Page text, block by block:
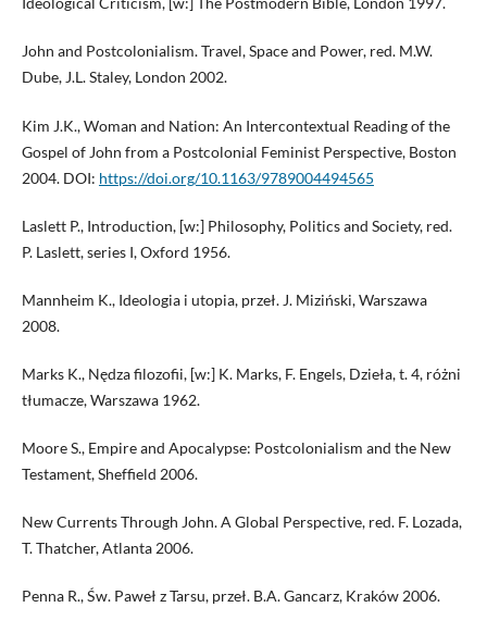
John and Postcolonialism. Travel, Space and Power, red. M.W.
Dube, J.L. Staley, London 2002.
Kim J.K., Woman and Nation: An Intercontextual Reading of the
Gospel of John from a Postcolonial Feminist Perspective, Boston
2004. DOI: https://doi.org/10.1163/9789004494565
Laslett P., Introduction, [w:] Philosophy, Politics and Society, red.
P. Laslett, series I, Oxford 1956.
Mannheim K., Ideologia i utopia, przeł. J. Miziński, Warszawa
2008.
Marks K., Nędza filozofii, [w:] K. Marks, F. Engels, Dzieła, t. 4, różni
tłumacze, Warszawa 1962.
Moore S., Empire and Apocalypse: Postcolonialism and the New
Testament, Sheffield 2006.
New Currents Through John. A Global Perspective, red. F. Lozada,
T. Thatcher, Atlanta 2006.
Penna R., Św. Paweł z Tarsu, przeł. B.A. Gancarz, Kraków 2006.